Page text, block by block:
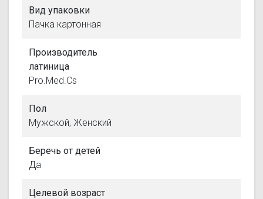
Вид упаковки
Пачка картонная
Производитель
латиница
Pro.Med.Cs
Пол
Мужской, Женский
Беречь от детей
Да
Целевой возраст